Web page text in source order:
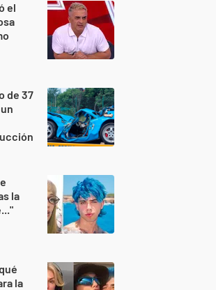
el
de 37
la
la